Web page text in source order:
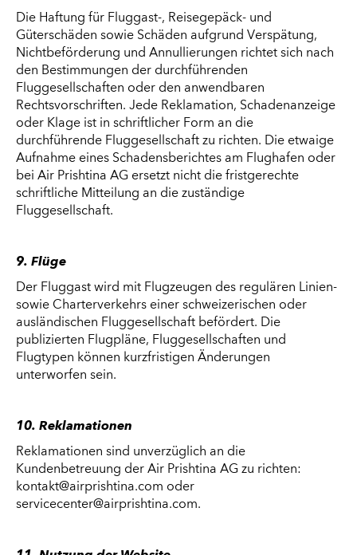
Die Haftung für Fluggast-, Reisegepäck- und
Güterschäden sowie Schäden aufgrund Verspätung,
Nichtbeförderung und Annullierungen richtet sich nach
den Bestimmungen der durchführenden
Fluggesellschaften oder den anwendbaren
Rechtsvorschriften. Jede Reklamation, Schadenanzeige
oder Klage ist in schriftlicher Form an die
durchführende Fluggesellschaft zu richten. Die etwaige
Aufnahme eines Schadensberichtes am Flughafen oder
bei Air Prishtina AG ersetzt nicht die fristgerechte
schriftliche Mitteilung an die zuständige
Fluggesellschaft.
9. Flüge
Der Fluggast wird mit Flugzeugen des regulären Linien-
sowie Charterverkehrs einer schweizerischen oder
ausländischen Fluggesellschaft befördert. Die
publizierten Flugpläne, Fluggesellschaften und
Flugtypen können kurzfristigen Änderungen
unterworfen sein.
10. Reklamationen
Reklamationen sind unverzüglich an die
Kundenbetreuung der Air Prishtina AG zu richten:
kontakt@airprishtina.com oder
servicecenter@airprishtina.com.